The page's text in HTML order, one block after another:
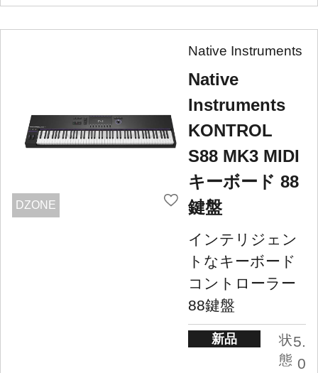
DZONE
Native Instruments
Native
Instruments
KONTROL
S88 MK3 MIDI
キーボード 88
鍵盤
インテリジェン
トなキーボード
コントローラー
88鍵盤
新品
状
態
5.
0